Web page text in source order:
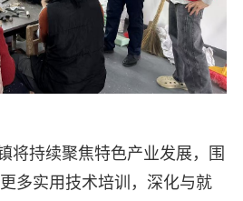
将持续聚焦特色产业发展，围
多实用技术培训，深化与就